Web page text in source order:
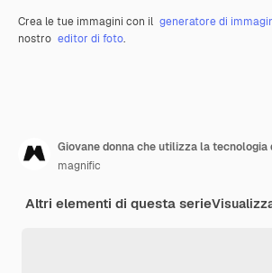
Crea le tue immagini con il generatore di
nostro editor di foto.
Giovane donna che utilizza la tecnologia
magnific
Altri elementi di questa serie